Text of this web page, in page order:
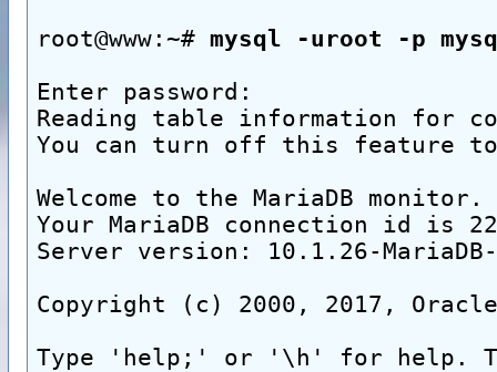
root@www:~# mysql -uroot -p
Enter password:
Reading table information for
You can turn off this feature
Welcome to the MariaDB
Your MariaDB connection id is
Server version: 10.1.26-MariaDB-
Copyright (c) 2000, 2017,
Type 'help;' or '\h' for help.